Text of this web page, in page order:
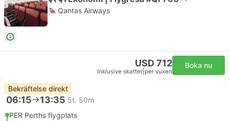
Qantas Airways
USD 712
Inklusive skatter per vuxen
Boka nu
Bekräftelse direkt
06:15 13:35 5t. 50m
PER Perths flygplats